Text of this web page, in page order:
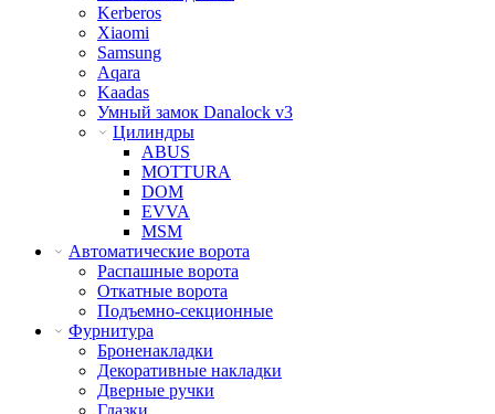
Kerberos
Xiaomi
Samsung
Aqara
Kaadas
Умный замок Danalock v3
Цилиндры
ABUS
MOTTURA
DOM
EVVA
MSM
Автоматические ворота
Распашные ворота
Откатные ворота
Подъемно-секционные
Фурнитура
Броненакладки
Декоративные накладки
Дверные ручки
Глазки